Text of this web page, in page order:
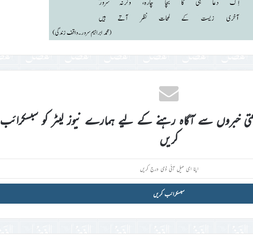
خبروں سے آگاہ رہنے کے لیے ہمارے نیوز لیٹر کو سبسکرائب
کریں